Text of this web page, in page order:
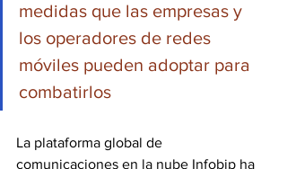
medidas que las empresas y
los operadores de redes
móviles pueden adoptar para
combatirlos
La plataforma global de
comunicaciones en la nube Infobip ha